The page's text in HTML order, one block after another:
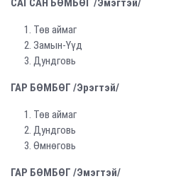
САГСАН БӨМБӨГ /Эмэгтэй/
Төв аймаг
Замын-Үүд
Дундговь
ГАР БӨМБӨГ /Эрэгтэй/
Төв аймаг
Дундговь
Өмнөговь
ГАР БӨМБӨГ /Эмэгтэй/